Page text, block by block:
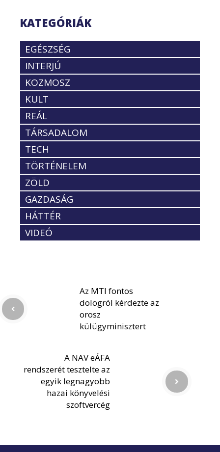
KATEGÓRIÁK
EGÉSZSÉG
INTERJÚ
KOZMOSZ
KULT
REÁL
TÁRSADALOM
TECH
TÖRTÉNELEM
ZÖLD
GAZDASÁG
HÁTTÉR
VIDEÓ
Az MTI fontos
dologról kérdezte az
orosz
külügyminisztert
A NAV eÁFA
rendszerét tesztelte az
egyik legnagyobb
hazai könyvelési
szoftvercég